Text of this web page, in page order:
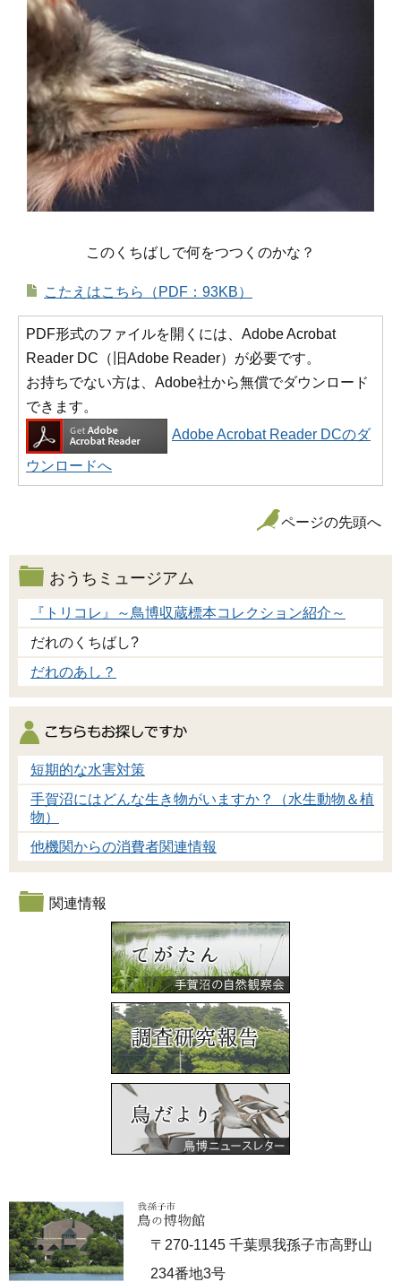
このくちばしで何をつつくのかな？
こたえはこちら（PDF：93KB）
PDF形式のファイルを開くには、Adobe Acrobat
Reader DC（旧Adobe Reader）が必要です。
お持ちでない方は、Adobe社から無償でダウンロード
できます。
Adobe Acrobat Reader DCのダ
ウンロードへ
ページの先頭へ
おうちミュージアム
『トリコレ』～鳥博収蔵標本コレクション紹介～
だれのくちばし?
だれのあし？
短期的な水害対策
手賀沼にはどんな生き物がいますか？（水生動物＆植
物）
他機関からの消費者関連情報
関連情報
〒270-1145 千葉県我孫子市高野山
234番地3号